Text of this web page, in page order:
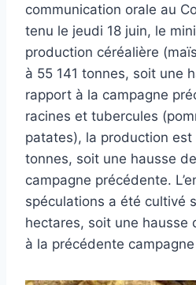
communication orale au
tenu le jeudi 18 juin, le
production céréalière
à 55 141 tonnes, soit une
rapport à la campagne
racines et tubercules
patates), la production est
tonnes, soit une hausse
campagne précédente.
spéculations a été cultivé
hectares, soit une hausse
à la précédente